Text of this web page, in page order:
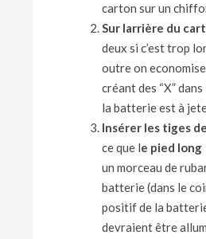
carton sur un
Sur larrière du
deux si c’est trop
outre on
créant des “X”
la batterie est à
Insérer les tiges
ce que le pied
un morceau de
batterie (dans le
positif de la
devraient être